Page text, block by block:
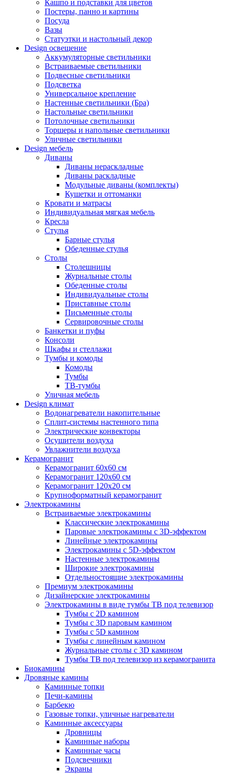
Кашпо и подставки для цветов
Постеры, панно и картины
Посуда
Вазы
Статуэтки и настольный декор
Design освещение
Аккумуляторные светильники
Встраиваемые светильники
Подвесные светильники
Подсветка
Универсальное крепление
Настенные светильники (Бра)
Настольные светильники
Потолочные светильники
Торшеры и напольные светильники
Уличные светильники
Design мебель
Диваны
Диваны нераскладные
Диваны раскладные
Модульные диваны (комплекты)
Кушетки и оттоманки
Кровати и матрасы
Индивидуальная мягкая мебель
Кресла
Стулья
Барные стулья
Обеденные стулья
Столы
Столешницы
Журнальные столы
Обеденные столы
Индивидуальные столы
Приставные столы
Письменные столы
Сервировочные столы
Банкетки и пуфы
Консоли
Шкафы и стеллажи
Тумбы и комоды
Комоды
Тумбы
ТВ-тумбы
Уличная мебель
Design климат
Водонагреватели накопительные
Сплит-системы настенного типа
Электрические конвекторы
Осушители воздуха
Увлажнители воздуха
Керамогранит
Керамогранит 60х60 см
Керамогранит 120х60 см
Керамогранит 120х20 см
Крупноформатный керамогранит
Электрокамины
Встраиваемые электрокамины
Классические электрокамины
Паровые электрокамины с 3D-эффектом
Линейные электрокамины
Электрокамины с 5D-эффектом
Настенные электрокамины
Широкие электрокамины
Отдельностоящие электрокамины
Премиум электрокамины
Дизайнерские электрокамины
Электрокамины в виде тумбы ТВ под телевизор
Тумбы с 2D камином
Тумбы с 3D паровым камином
Тумбы с 5D камином
Тумбы с линейным камином
Журнальные столы с 3D камином
Тумбы ТВ под телевизор из керамогранита
Биокамины
Дровяные камины
Каминные топки
Печи-камины
Барбекю
Газовые топки, уличные нагреватели
Каминные аксессуары
Дровницы
Каминные наборы
Каминные часы
Подсвечники
Экраны